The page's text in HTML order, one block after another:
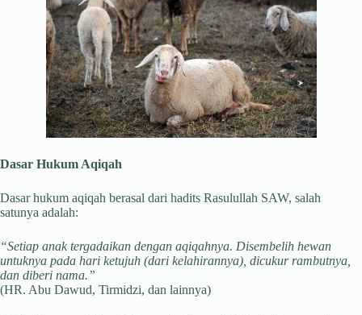
Dasar Hukum Aqiqah
Dasar hukum aqiqah berasal dari hadits Rasulullah SAW, salah
satunya adalah:
“Setiap anak tergadaikan dengan aqiqahnya. Disembelih hewan
untuknya pada hari ketujuh (dari kelahirannya), dicukur rambutnya,
dan diberi nama.”
(HR. Abu Dawud, Tirmidzi, dan lainnya)